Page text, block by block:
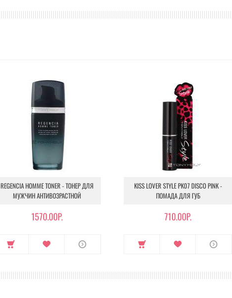
REGENCIA HOMME TONER - ТОНЕР ДЛЯ
МУЖЧИН АНТИВОЗРАСТНОЙ
1570.00Р.
KISS LOVER STYLE PK07 DISCO PINK -
ПОМАДА ДЛЯ ГУБ
710.00Р.